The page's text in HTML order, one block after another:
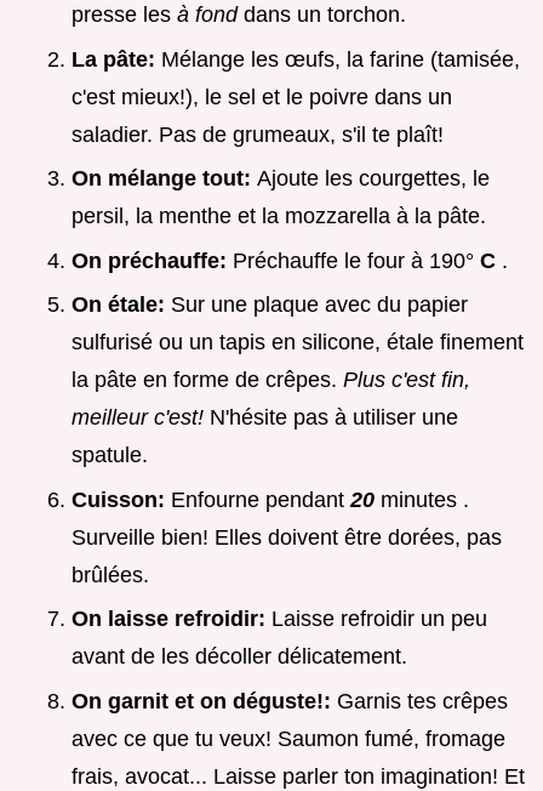
presse les à fond dans un torchon.
La pâte: Mélange les œufs, la farine (tamisée,
c'est mieux!), le sel et le poivre dans un
saladier. Pas de grumeaux, s'il te plaît!
On mélange tout: Ajoute les courgettes, le
persil, la menthe et la mozzarella à la pâte.
On préchauffe: Préchauffe le four à 190° C .
On étale: Sur une plaque avec du papier
sulfurisé ou un tapis en silicone, étale finement
la pâte en forme de crêpes. Plus c'est fin,
meilleur c'est! N'hésite pas à utiliser une
spatule.
Cuisson: Enfourne pendant 20 minutes .
Surveille bien! Elles doivent être dorées, pas
brûlées.
On laisse refroidir: Laisse refroidir un peu
avant de les décoller délicatement.
On garnit et on déguste!: Garnis tes crêpes
avec ce que tu veux! Saumon fumé, fromage
frais, avocat... Laisse parler ton imagination! Et